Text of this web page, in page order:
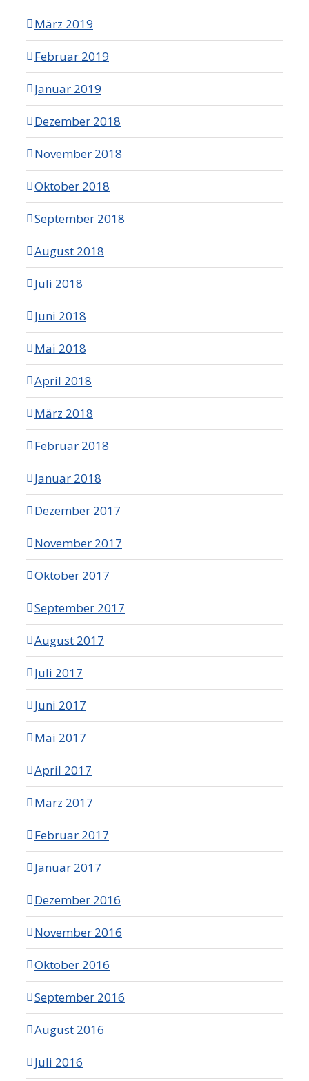
März 2019
Februar 2019
Januar 2019
Dezember 2018
November 2018
Oktober 2018
September 2018
August 2018
Juli 2018
Juni 2018
Mai 2018
April 2018
März 2018
Februar 2018
Januar 2018
Dezember 2017
November 2017
Oktober 2017
September 2017
August 2017
Juli 2017
Juni 2017
Mai 2017
April 2017
März 2017
Februar 2017
Januar 2017
Dezember 2016
November 2016
Oktober 2016
September 2016
August 2016
Juli 2016